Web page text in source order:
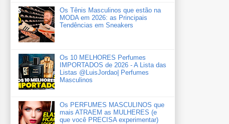
Os Tênis Masculinos que estão na
MODA em 2026: as Principais
Tendências em Sneakers
Os 10 MELHORES Perfumes
IMPORTADOS de 2026 - A Lista das
Listas ‪‪‪@LuisJordao‬| Perfumes
Masculinos
Os PERFUMES MASCULINOS que
mais ATRAEM as MULHERES (e
que você PRECISA experimentar)